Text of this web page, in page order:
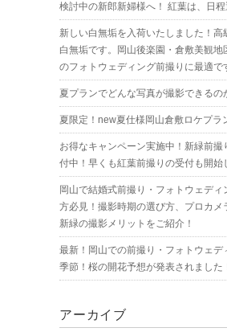
検討中の新郎新婦様へ！ 紅葉は、日程
新しい白無垢を入荷いたしました！高
白無垢です。岡山後楽園・倉敷美観地
のフォトウェディング前撮りに最適で
夏プランでどんな写真が撮影できるの
夏限定！new夏仕様岡山倉敷ロケプラ
お得なキャンペーン実施中！新緑前撮
付中！早くも紅葉前撮りの受付も開始
岡山で結婚式前撮り・フォトウェディ
方必見！撮影時期の選び方、プロカメ
新緑の撮影メリットをご紹介！
最新！岡山での前撮り・フォトウェデ
季節！桜の開花予想が発表されました
アーカイブ